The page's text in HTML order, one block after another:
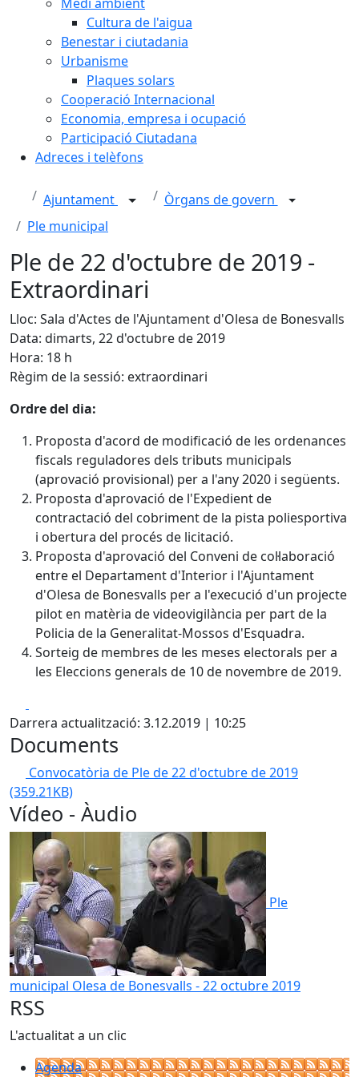
Cultura de l'aigua
Benestar i ciutadania
Urbanisme
Plaques solars
Cooperació Internacional
Economia, empresa i ocupació
Participació Ciutadana
Adreces i telèfons
Ajuntament
Òrgans de govern
Ple municipal
Ple de 22 d'octubre de 2019 -
Extraordinari
Lloc: Sala d'Actes de l'Ajuntament d'Olesa de Bonesvalls
Data: dimarts, 22 d'octubre de 2019
Hora: 18 h
Règim de la sessió: extraordinari
Ordre del dia:
Proposta d'acord de modificació de les ordenances
fiscals reguladores dels tributs municipals
(aprovació provisional) per a l'any 2020 i següents.
Proposta d'aprovació de l'Expedient de
contractació del cobriment de la pista poliesportiva
i obertura del procés de licitació.
Proposta d'aprovació del Conveni de col·laboració
entre el Departament d'Interior i l'Ajuntament
d'Olesa de Bonesvalls per a l'execució d'un projecte
pilot en matèria de videovigilància per part de la
Policia de la Generalitat-Mossos d'Esquadra.
Sorteig de membres de les meses electorals per a
les Eleccions generals de 10 de novembre de 2019.
Darrera actualització: 3.12.2019 | 10:25
Documents
Convocatòria de Ple de 22 d'octubre de 2019
(359.21KB)
Vídeo - Àudio
Ple
municipal Olesa de Bonesvalls - 22 octubre 2019
RSS
L'actualitat a un clic
Agenda